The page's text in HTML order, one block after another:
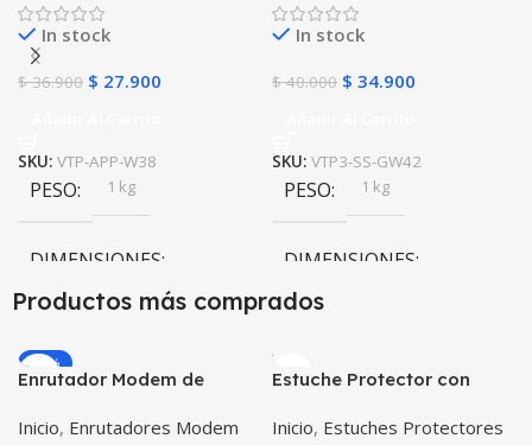
In stock
$36.900 $ 27.900
SKU: VTP-APP-W38
PESO 1 kg
DIMENSIONES
In stock
$40.000 $ 34.900
SKU: VTP3-SS-GW42
PESO 1 kg
DIMENSIONES
Productos más comprados
-20%
Enrutador Modem de
Libre Todo Operador 4G
Inicio, Enrutadores Modem
Estuche Protector con
Tablet Samsung Galaxy
Inicio, Estuches Protectores